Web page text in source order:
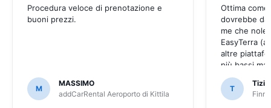
Procedura veloce di prenotazione e
buoni prezzi.
M
MASSIMO
addCarRental Aeroporto di Kittila
Ottima come
dovrebbe
me che
EasyTerra
altre
più bassi
peggiore
e chiaro)
T